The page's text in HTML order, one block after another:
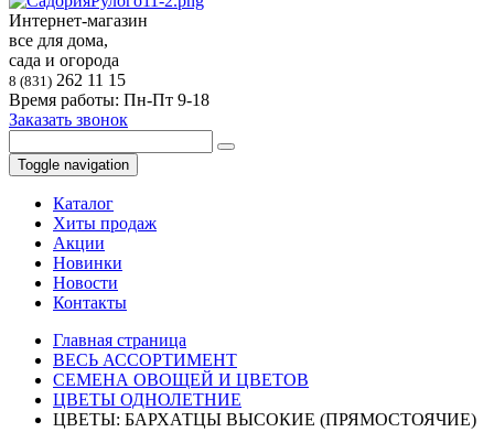
Интернет-магазин
все для дома,
сада и огорода
8 (831) 262 11 15
Время работы: Пн-Пт 9-18
Заказать звонок
Toggle navigation
Каталог
Хиты продаж
Акции
Новинки
Новости
Контакты
Главная страница
ВЕСЬ АССОРТИМЕНТ
СЕМЕНА ОВОЩЕЙ И ЦВЕТОВ
ЦВЕТЫ ОДНОЛЕТНИЕ
ЦВЕТЫ: БАРХАТЦЫ ВЫСОКИЕ (ПРЯМОСТОЯЧИЕ)